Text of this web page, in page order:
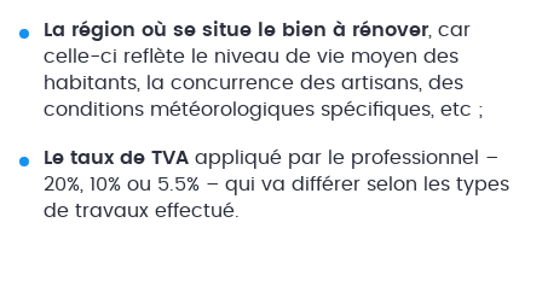
La région où se situe le bien à rénover , car
celle-ci reflète le niveau de vie moyen des
habitants, la concurrence des artisans, des
conditions météorologiques spécifiques, etc ;
Le taux de TVA appliqué par le professionnel –
20%, 10% ou 5.5% – qui va différer selon les types
de travaux effectué.